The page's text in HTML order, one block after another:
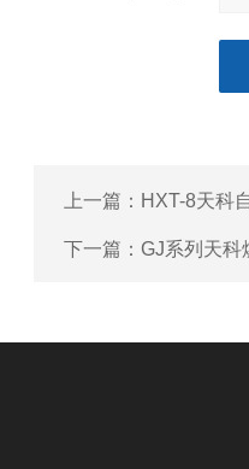
上一篇： HXT-8天科
下一篇： GJ系列天科